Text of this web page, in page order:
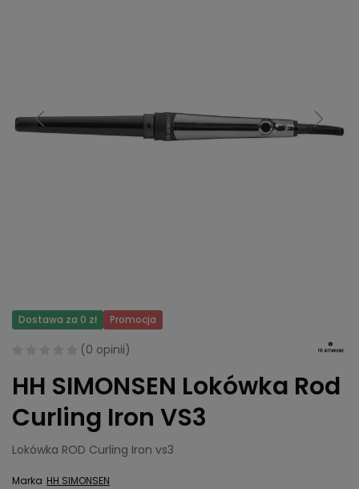
Dostawa za 0 zł Promocja
(0 opinii)
HH SIMONSEN Lokówka Rod
Curling Iron VS3
Lokówka ROD Curling Iron vs3
Marka HH SIMONSEN